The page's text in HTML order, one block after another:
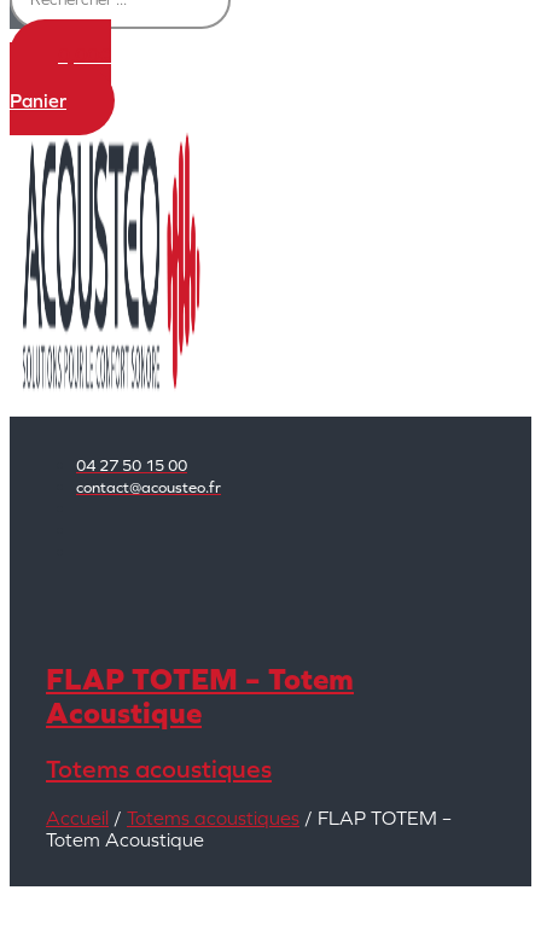
Panier
04 27 50 15 00
contact@acousteo.fr
FLAP TOTEM – Totem
Acoustique
Totems acoustiques
Accueil / Totems acoustiques / FLAP TOTEM –
Totem Acoustique